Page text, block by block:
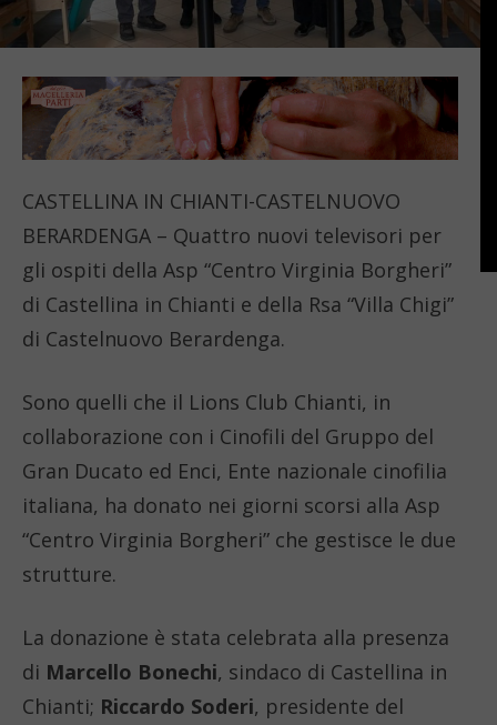
CASTELLINA IN CHIANTI-CASTELNUOVO
BERARDENGA – Quattro nuovi televisori per
gli ospiti della Asp “Centro Virginia Borgheri”
di Castellina in Chianti e della Rsa “Villa Chigi”
di Castelnuovo Berardenga.
Sono quelli che il Lions Club Chianti, in
collaborazione con i Cinofili del Gruppo del
Gran Ducato ed Enci, Ente nazionale cinofilia
italiana, ha donato nei giorni scorsi alla Asp
“Centro Virginia Borgheri” che gestisce le due
strutture.
La donazione è stata celebrata alla presenza
di Marcello Bonechi, sindaco di Castellina in
Chianti; Riccardo Soderi, presidente del